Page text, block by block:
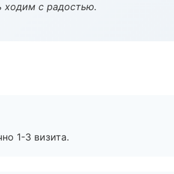
ходим с радостью.
1-3 визита.